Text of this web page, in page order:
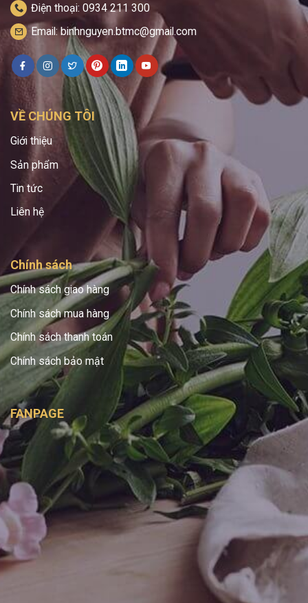
Điện thoại: 0934 211 300
Email: binhnguyen.btmc@gmail.com
VỀ CHÚNG TÔI
Giới thiệu
Sản phẩm
Tin tức
Liên hệ
Chính sách
Chính sách giao hàng
Chính sách mua hàng
Chính sách thanh toán
Chính sách bảo mật
FANPAGE